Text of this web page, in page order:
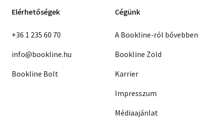
Elérhetőségek
+36 1 235 60 70
info@bookline.hu
Bookline Bolt
Cégünk
A Bookline-ról bővebben
Bookline Zöld
Karrier
Impresszum
Médiaajánlat